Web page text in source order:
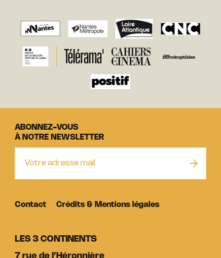
LES 3 CONTINENTS
7 rue de l’Héronnière
ABONNEZ-VOUS
À NOTRE NEWSLETTER
Contact Crédits & Mentions légales